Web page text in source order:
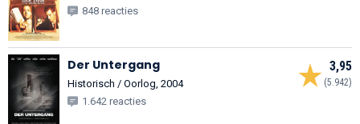
848 reacties
3,95
(5.942)
Der Untergang
Historisch / Oorlog, 2004
1.642 reacties